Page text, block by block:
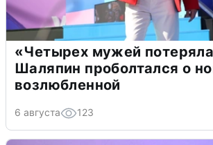
«Четырех мужей
Шаляпин проболтался о
возлюбленной
6 августа 123